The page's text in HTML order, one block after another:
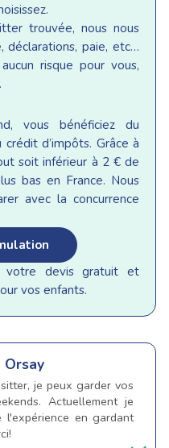
trouvée, nous nous
déclarations, paie, etc…
risque pour vous,
vous bénéficiez du
d’impôts. Grâce à
soit inférieur à 2 € de
bas en France. Nous
avec la concurrence
votre devis gratuit et
vos enfants.
je peux garder vos
Actuellement je
en gardant